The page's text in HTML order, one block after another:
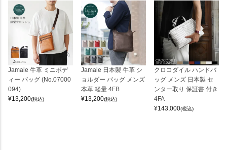
Jamale 牛革 ミニボデ
ィー バッグ (No.07000
094)
¥13,200(税込)
Jamale 日本製 牛革 シ
ョルダー バッグ メンズ
本革 軽量 4FB
¥13,200(税込)
クロコダイル ハンドバ
ッグ メンズ 日本製 セ
ンター取り 保証書 付き
4FA
¥143,000(税込)